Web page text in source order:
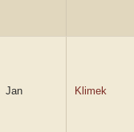
Jan Klimek